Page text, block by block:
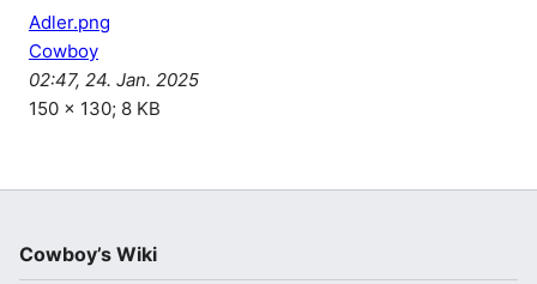
Adler.png
Cowboy
02:47, 24. Jan. 2025
150 × 130; 8 KB
Cowboy’s Wiki